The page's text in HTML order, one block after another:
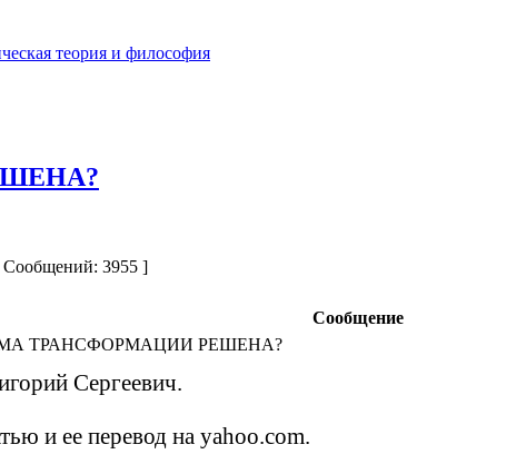
теория и философия
Сообщений: 3955 ]
Сообщение
ТРАНСФОРМАЦИИ РЕШЕНА?
Сергеевич.
и ее перевод на yahoo.com.